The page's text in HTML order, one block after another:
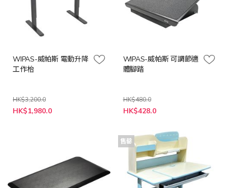
WIPAS-威帕斯 電動升降
工作枱
HK$3,200.0
特
殊
HK$1,980.0
WIPAS-威帕斯 可調節適
體腳踏
HK$480.0
特
殊
HK$428.0
售罄